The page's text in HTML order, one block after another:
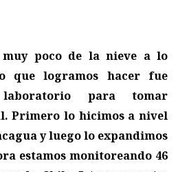
muy poco de la nieve a lo
logramos hacer fue
para tomar
Primero lo hicimos a nivel
y luego lo expandimos
estamos monitoreando 46